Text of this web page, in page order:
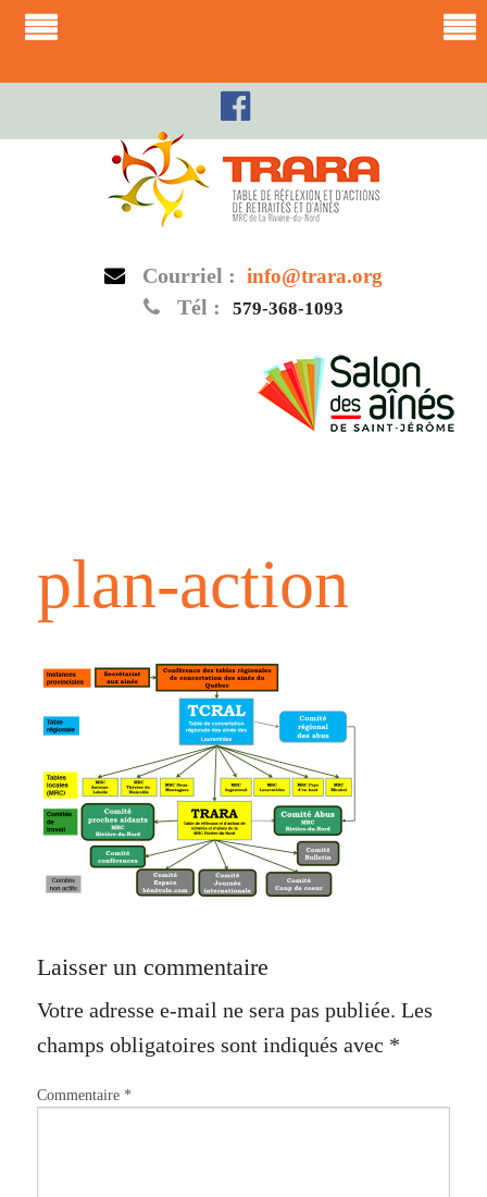
Courriel : info@trara.org
Tél : 579-368-1093
plan-action
Laisser un commentaire
Votre adresse e-mail ne sera pas publiée. Les
champs obligatoires sont indiqués avec *
Commentaire *